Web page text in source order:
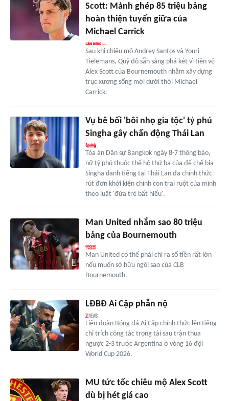
Scott: Mảnh ghép 85 triệu bảng
hoàn thiện tuyến giữa của
Michael Carrick
Sau khi chiêu mộ Andrey Santos và Youri
Tielemans, Quỷ đỏ sẵn sàng phá két vì tiền vệ
Alex Scott của Bournemouth nhằm xây dựng
trục xương sống mới dưới thời Michael
Carrick.
Vụ bê bối 'bôi nhọ gia tộc' tỷ phú
Singha gây chấn động Thái Lan
Tòa án Dân sự Bangkok ngày 8-7 thông báo,
nữ tỷ phú thuộc thế hệ thứ ba của đế chế bia
Singha danh tiếng tại Thái Lan đã chính thức
rút đơn khởi kiện chính con trai ruột của mình
theo luật 'đứa trẻ bất hiếu'.
Man United nhắm sao 80 triệu
bảng của Bournemouth
Man United có thể phải chi ra số tiền rất lớn
nếu muốn sở hữu ngôi sao của CLB
Bournemouth.
LĐBĐ Ai Cập phẫn nộ
Liên đoàn Bóng đá Ai Cập chính thức lên tiếng
chỉ trích công tác trọng tài sau trận thua
ngược 2-3 trước Argentina ở vòng 16 đội
World Cup 2026.
MU tức tốc chiêu mộ Alex Scott
dù bị hét giá cao